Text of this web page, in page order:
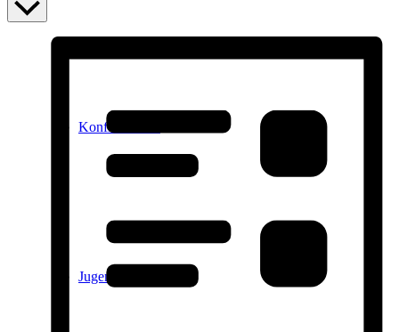
Konfirmanden
Jugendtreff